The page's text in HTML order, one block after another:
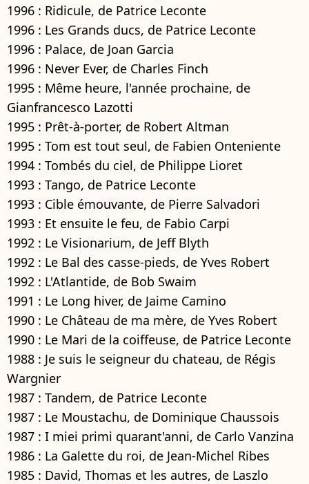
1996 : Ridicule, de Patrice Leconte
1996 : Les Grands ducs, de Patrice Leconte
1996 : Palace, de Joan Garcia
1996 : Never Ever, de Charles Finch
1995 : Même heure, l'année prochaine, de
Gianfrancesco Lazotti
1995 : Prêt-à-porter, de Robert Altman
1995 : Tom est tout seul, de Fabien Onteniente
1994 : Tombés du ciel, de Philippe Lioret
1993 : Tango, de Patrice Leconte
1993 : Cible émouvante, de Pierre Salvadori
1993 : Et ensuite le feu, de Fabio Carpi
1992 : Le Visionarium, de Jeff Blyth
1992 : Le Bal des casse-pieds, de Yves Robert
1992 : L'Atlantide, de Bob Swaim
1991 : Le Long hiver, de Jaime Camino
1990 : Le Château de ma mère, de Yves Robert
1990 : Le Mari de la coiffeuse, de Patrice Leconte
1988 : Je suis le seigneur du chateau, de Régis
Wargnier
1987 : Tandem, de Patrice Leconte
1987 : Le Moustachu, de Dominique Chaussois
1987 : I miei primi quarant'anni, de Carlo Vanzina
1986 : La Galette du roi, de Jean-Michel Ribes
1985 : David, Thomas et les autres, de Laszlo